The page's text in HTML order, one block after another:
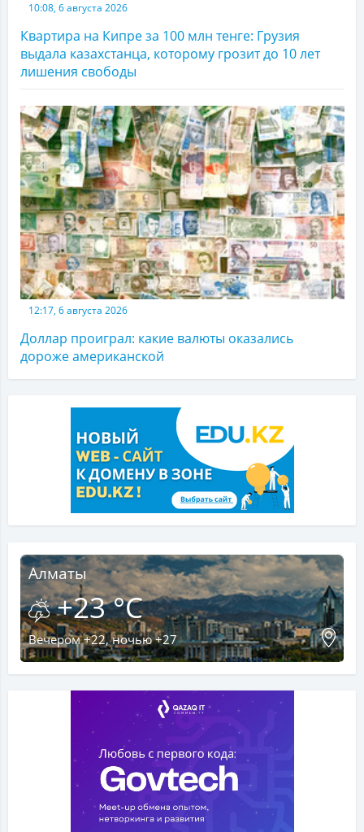
10:08, 6 августа 2026
Квартира на Кипре за 100 млн тенге: Грузия
выдала казахстанца, которому грозит до 10 лет
лишения свободы
12:17, 6 августа 2026
Доллар проиграл: какие валюты оказались
дороже американской
Алматы
+23 °C
Вечером +22, ночью +27